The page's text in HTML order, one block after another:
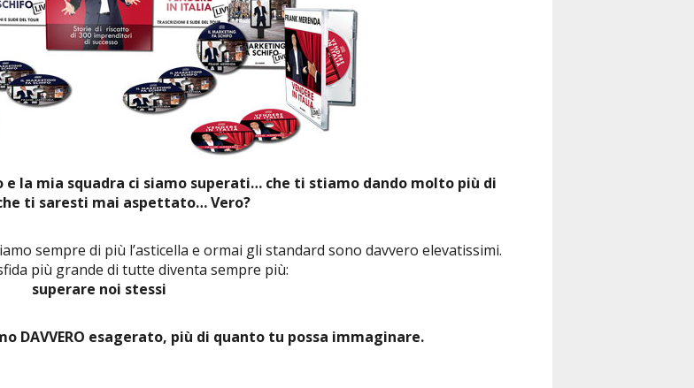
e la mia squadra ci siamo superati… che ti stiamo dando molto più di
ti saresti mai aspettato… Vero?
sempre di più l’asticella e ormai gli standard sono davvero elevatissimi.
più grande di tutte diventa sempre più:
superare noi stessi
DAVVERO esagerato, più di quanto tu possa immaginare.